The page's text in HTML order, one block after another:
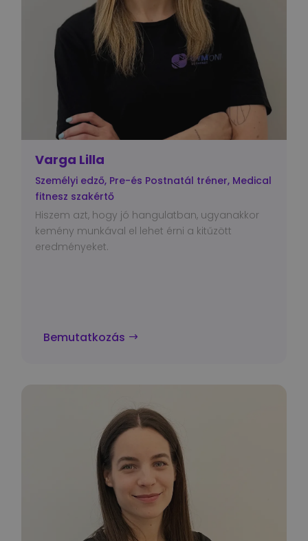
Varga Lilla
Személyi edző, Pre-és Postnatál tréner, Medical
fitnesz szakértő
Hiszem azt, hogy jó hangulatban, ugyanakkor
kemény munkával el lehet érni a kitűzött
eredményeket.
Bemutatkozás